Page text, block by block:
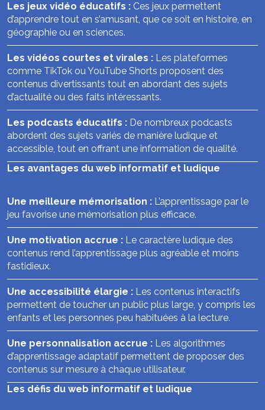
Les jeux vidéo éducatifs : Ces jeux permettent
d’apprendre tout en s’amusant, que ce soit en histoire, en
géographie ou en sciences.
Les vidéos courtes et virales : Les plateformes
comme TikTok ou YouTube Shorts proposent des
contenus divertissants tout en abordant des sujets
d’actualité ou des faits intéressants.
Les podcasts éducatifs : De nombreux podcasts
abordent des sujets variés de manière ludique et
accessible, tout en offrant une information de qualité.
Les avantages du web informatif et ludique
Une meilleure mémorisation : L’apprentissage par le
jeu favorise une mémorisation plus efficace.
Une motivation accrue : Le caractère ludique des
contenus rend l’apprentissage plus agréable et moins
fastidieux.
Une accessibilité élargie : Les contenus interactifs
permettent de toucher un public plus large, y compris les
enfants et les personnes peu habituées à la lecture.
Une personnalisation accrue : Les algorithmes
d’apprentissage adaptatif permettent de proposer des
contenus sur mesure à chaque utilisateur.
Les défis du web informatif et ludique